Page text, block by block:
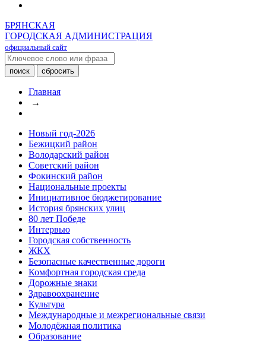
БРЯНСКАЯ
ГОРОДСКАЯ АДМИНИСТРАЦИЯ
официальный сайт
Главная
→
Новый год-2026
Бежицкий район
Володарский район
Советский район
Фокинский район
Национальные проекты
Инициативное бюджетирование
История брянских улиц
80 лет Победе
Интервью
Городская собственность
ЖКХ
Безопасные качественные дороги
Комфортная городская среда
Дорожные знаки
Здравоохранение
Культура
Международные и межрегиональные связи
Молодёжная политика
Образование